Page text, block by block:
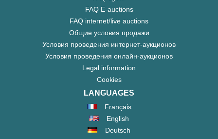
FAQ E-auctions
FAQ internet/live auctions
Общие условия продажи
Условия проведения интернет-аукционов
Условия проведения онлайн-аукционов
Legal information
Cookies
LANGUAGES
Français
English
Deutsch